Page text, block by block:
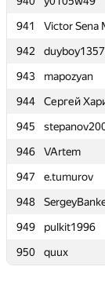
941
Victor Sena
942
943
mapozyan
944
Сергей
945
946
VArtem
947
e.tumurov
948
949
pulkit1996
950
quux
941
Victor Sena
942
943
mapozyan
944
Сергей
945
946
VArtem
947
e.tumurov
948
949
pulkit1996
950
quux